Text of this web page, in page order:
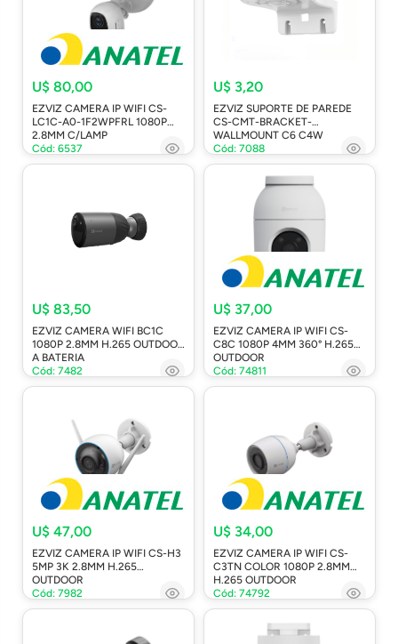
U$ 80,00
EZVIZ CAMERA IP WIFI CS-
LC1C-A0-1F2WPFRL 1080P
2.8MM C/LAMP
Cód: 6537
U$ 3,20
EZVIZ SUPORTE DE PAREDE
CS-CMT-BRACKET-
WALLMOUNT C6 C4W
Cód: 7088
U$ 83,50
EZVIZ CAMERA WIFI BC1C
1080P 2.8MM H.265 OUTDOOR
A BATERIA
Cód: 7482
U$ 37,00
EZVIZ CAMERA IP WIFI CS-
C8C 1080P 4MM 360° H.265
OUTDOOR
Cód: 74811
U$ 47,00
EZVIZ CAMERA IP WIFI CS-H3
5MP 3K 2.8MM H.265
OUTDOOR
Cód: 7982
U$ 34,00
EZVIZ CAMERA IP WIFI CS-
C3TN COLOR 1080P 2.8MM
H.265 OUTDOOR
Cód: 74792